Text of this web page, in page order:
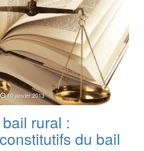
10 janvier 2013
rural :
du bail